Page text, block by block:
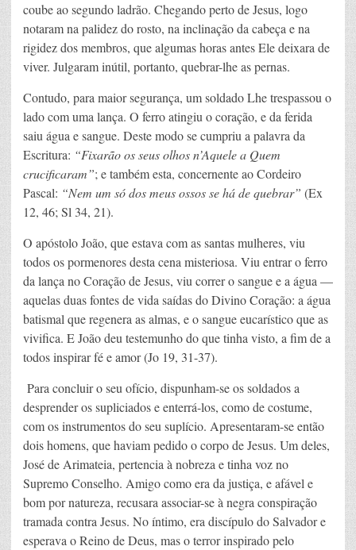
coube ao segundo ladrão. Chegando perto de Jesus, logo
notaram na palidez do rosto, na inclinação da cabeça e na
rigidez dos membros, que algumas horas antes Ele deixara de
viver. Julgaram inútil, portanto, quebrar-lhe as pernas.
Contudo, para maior segurança, um soldado Lhe trespassou o
lado com uma lança. O ferro atingiu o coração, e da ferida
saiu água e sangue. Deste modo se cumpriu a palavra da
Escritura: “Fixarão os seus olhos n’Aquele a Quem
crucificaram”; e também esta, concernente ao Cordeiro
Pascal: “Nem um só dos meus ossos se há de quebrar” (Ex
12, 46; Sl 34, 21).
O apóstolo João, que estava com as santas mulheres, viu
todos os pormenores desta cena misteriosa. Viu entrar o ferro
da lança no Coração de Jesus, viu correr o sangue e a água —
aquelas duas fontes de vida saídas do Divino Coração: a água
batismal que regenera as almas, e o sangue eucarístico que as
vivifica. E João deu testemunho do que tinha visto, a fim de a
todos inspirar fé e amor (Jo 19, 31-37).
Para concluir o seu ofício, dispunham-se os soldados a
desprender os supliciados e enterrá-los, como de costume,
com os instrumentos do seu suplício. Apresentaram-se então
dois homens, que haviam pedido o corpo de Jesus. Um deles,
José de Arimateia, pertencia à nobreza e tinha voz no
Supremo Conselho. Amigo como era da justiça, e afável e
bom por natureza, recusara associar-se à negra conspiração
tramada contra Jesus. No íntimo, era discípulo do Salvador e
esperava o Reino de Deus, mas o terror inspirado pelo